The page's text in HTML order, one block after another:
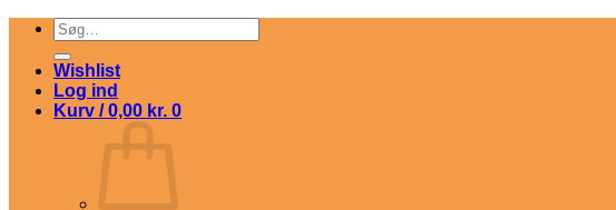
Fortsæt
indhold
Søg
efter:
Wishlist
Log ind
Kurv /0,00 kr. 0